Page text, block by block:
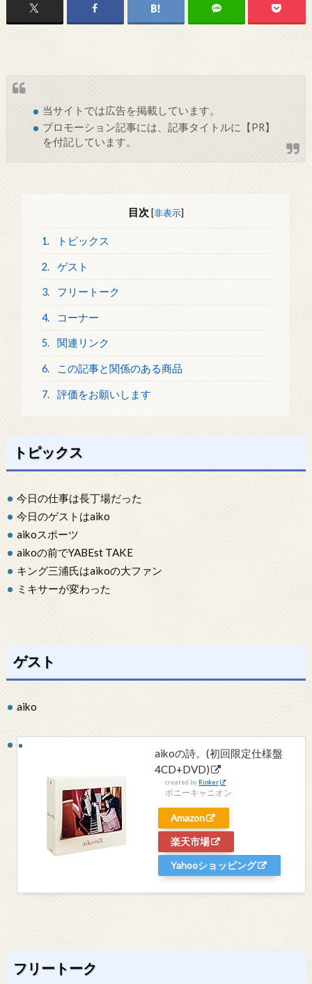
当サイトでは広告を掲載しています。
プロモーション記事には、記事タイトルに【PR】
を付記しています。
目次 [非表示]
1. トピックス
2. ゲスト
3. フリートーク
4. コーナー
5. 関連リンク
6. この記事と関係のある商品
7. 評価をお願いします
トピックス
今日の仕事は長丁場だった
今日のゲストはaiko
aikoスポーツ
aikoの前でYABEst TAKE
キング三浦氏はaikoの大ファン
ミキサーが変わった
ゲスト
aiko
aikoの詩。(初回限定仕様盤
4CD+DVD)
created by Rinker
ポニーキャニオン
Amazon
楽天市場
Yahooショッピング
フリートーク